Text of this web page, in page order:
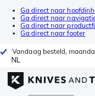
Ga direct naar
Ga direct naar
Ga direct naar
Ga direct naar footer
Vandaag besteld,
NL